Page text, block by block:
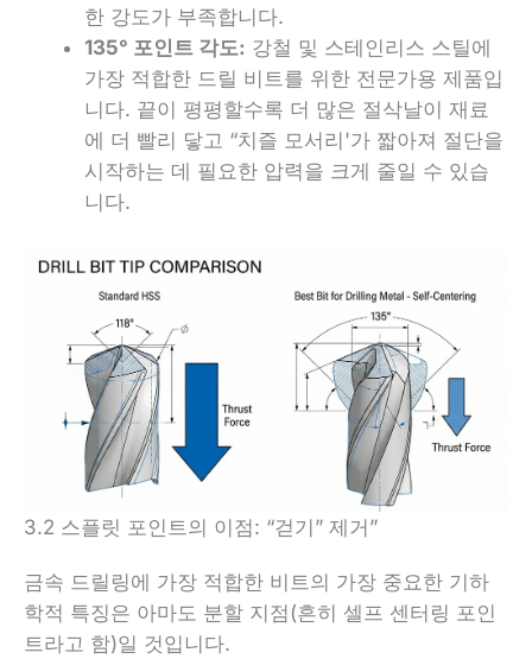
한 강도가 부족합니다.
135° 포인트 각도: 강철 및 스테인리스 스틸에
가장 적합한 드릴 비트를 위한 전문가용 제품입
니다. 끝이 평평할수록 더 많은 절삭날이 재료
에 더 빨리 닿고 “치즐 모서리'가 짧아져 절단을
시작하는 데 필요한 압력을 크게 줄일 수 있습
니다.
3.2 스플릿 포인트의 이점: “걷기” 제거”
금속 드릴링에 가장 적합한 비트의 가장 중요한 기하
학적 특징은 아마도 분할 지점(흔히 셀프 센터링 포인
트라고 함)일 것입니다.